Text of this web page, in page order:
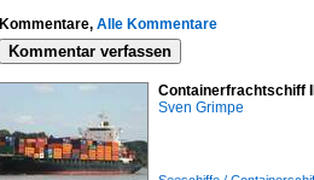
Kommentare, Alle Kommentare
Kommentar verfassen
Containerfrachtschiff
Sven Grimpe